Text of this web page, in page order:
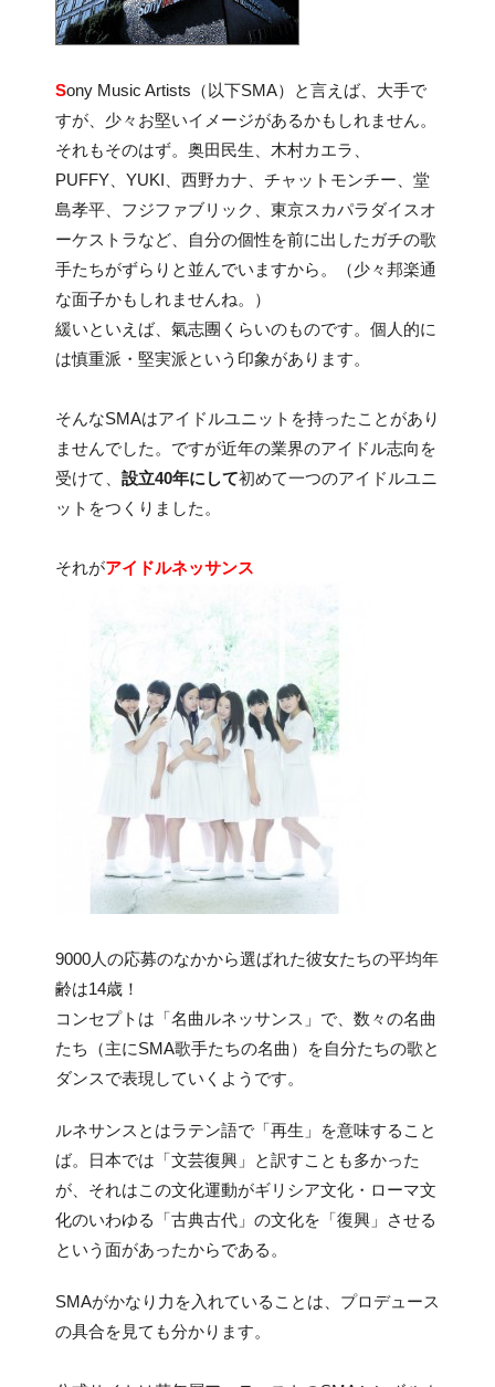
Sony Music Artists（以下SMA）と言えば、大手で
すが、少々お堅いイメージがあるかもしれません。
それもそのはず。奥田民生、木村カエラ、
PUFFY、YUKI、西野カナ、チャットモンチー、堂
島孝平、フジファブリック、東京スカパラダイスオ
ーケストラなど、自分の個性を前に出したガチの歌
手たちがずらりと並んでいますから。（少々邦楽通
な面子かもしれませんね。）
緩いといえば、氣志團くらいのものです。個人的に
は慎重派・堅実派という印象があります。
そんなSMAはアイドルユニットを持ったことがあり
ませんでした。ですが近年の業界のアイドル志向を
受けて、 設立40年にして初めて一つのアイドルユニ
ットをつくりました。
それがアイドルネッサンス
9000人の応募のなかから選ばれた彼女たちの平均年
齢は14歳！
コンセプトは「名曲ルネッサンス」で、数々の名曲
たち（主にSMA歌手たちの名曲）を自分たちの歌と
ダンスで表現していくようです。
ルネサンスとはラテン語で「再生」を意味すること
ば。日本では「文芸復興」と訳すことも多かった
が、それはこの文化運動がギリシア文化・ローマ文
化のいわゆる「古典古代」の文化を「復興」させる
という面があったからである。
SMAがかなり力を入れていることは、プロデュース
の具合を見ても分かります。